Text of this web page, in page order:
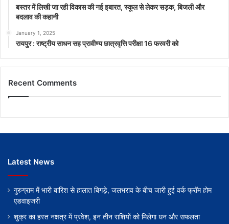
बस्तर में लिखी जा रही विकास की नई इबारत, स्कूल से लेकर सड़क, बिजली और
बदलाव की कहानी
January 1, 2025
रायपुर : राष्ट्रीय साधन सह प्रावीण्य छात्रवृत्ति परीक्षा 16 फरवरी को
Recent Comments
Latest News
गुरुग्राम में भारी बारिश से हालात बिगड़े, जलभराव के बीच जारी हुई वर्क फ्रॉम होम
एडवाइजरी
शुक्र का हस्त नक्षत्र में प्रवेश, इन तीन राशियों को मिलेगा धन और सफलता